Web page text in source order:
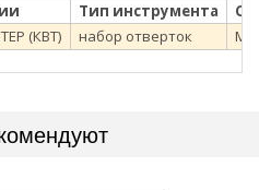
Тип инструмента
(КВТ) набор отверток